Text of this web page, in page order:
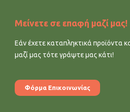
Μείνετε σε επαφή μαζί μας!
Εάν έχετε καταπληκτικά προϊόντα
μαζί μας τότε γράψτε μας κάτι!
Φόρμα Επικοινωνίας